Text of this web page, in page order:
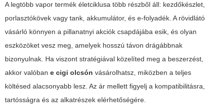
A legtöbb vapor termék életciklusa több részből áll: kezdőkészlet,
porlasztókövek vagy tank, akkumulátor, és e-folyadék. A rövidlátó
vásárló könnyen a pillanatnyi akciók csapdájába esik, és olyan
eszközöket vesz meg, amelyek hosszú távon drágábbnak
bizonyulnak. Ha viszont stratégiával közelíted meg a beszerzést,
akkor valóban e cigi olcsón vásárolhatsz, miközben a teljes
költésed alacsonyabb lesz. Az ár mellett figyelj a kompatibilitásra,
tartósságra és az alkatrészek elérhetőségére.